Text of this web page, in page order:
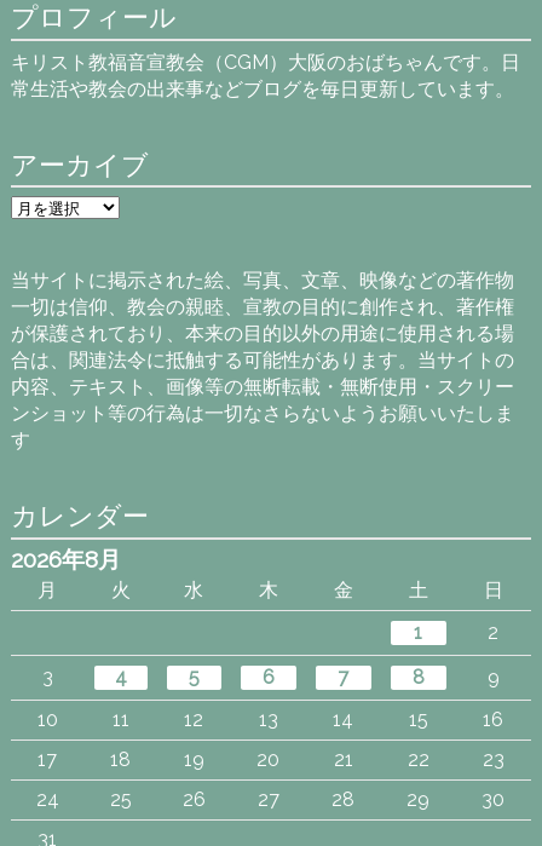
プロフィール
キリスト教福音宣教会（CGM）大阪のおばちゃんです。日
常生活や教会の出来事などブログを毎日更新しています。
アーカイブ
ア
ー
ブ
当サイトに掲示された絵、写真、文章、映像などの著作物
一切は信仰、教会の親睦、宣教の目的に創作され、著作権
が保護されており、本来の目的以外の用途に使用される場
合は、関連法令に抵触する可能性があります。当サイトの
内容、テキスト、画像等の無断転載・無断使用・スクリー
ンショット等の行為は一切なさらないようお願いいたしま
す
カレンダー
2026年8月
月 火 水 木 金 土
日
1
2
3
4 5 6 7 8
9
10
11 12 13 14 15
16
17
18 19 20 21 22
23
24
25 26 27 28 29
30
31